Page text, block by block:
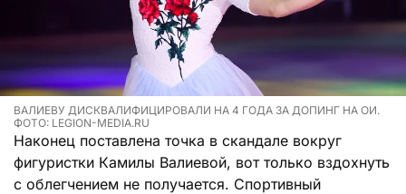
ВАЛИЕВУ ДИСКВАЛИФИЦИРОВАЛИ НА 4 ГОДА ЗА ДОПИНГ НА ОИ.
ФОТО: LEGION-MEDIA.RU
Наконец поставлена точка в скандале вокруг
фигуристки Камилы Валиевой, вот только вздохнуть
с облегчением не получается. Спортивный